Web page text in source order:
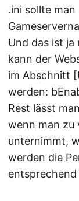
.ini sollte
Und das ist ja
kann der
im Abschnitt
werden:
Rest lässt
wenn man zu
unternimmt,
werden die